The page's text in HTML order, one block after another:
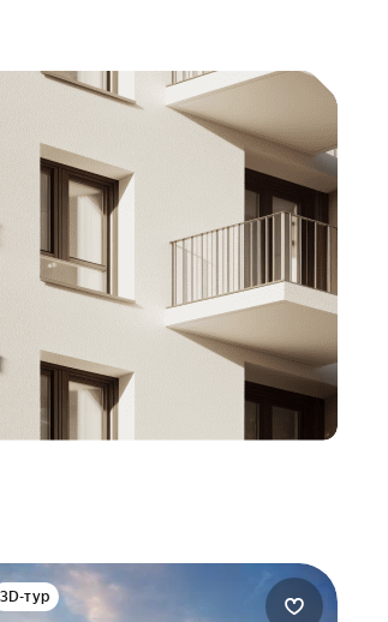
3D-тур